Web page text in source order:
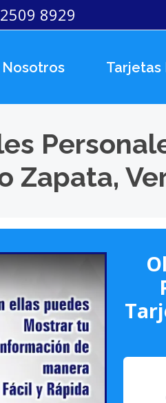
8929
Nosotros Tarjetas
Zapata,
I/O '18)